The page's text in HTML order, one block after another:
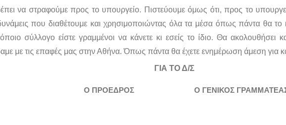
να στραφούμε προς το υπουργείο. Πιστεύουμε όμως ότι, προς το
που διαθέτουμε και χρησιμοποιώντας όλα τα μέσα όπως πάντα θα
σύλλογο είστε γραμμένοι να κάνετε κι εσείς το ίδιο. Θα ακολουθήσει
με τις επαφές μας στην Αθήνα. Όπως πάντα θα έχετε ενημέρωση άμεση για
ΓΙΑ ΤΟ Δ/Σ
Ο ΠΡΟΕΔΡΟΣ Ο ΓΕΝΙΚΟΣ